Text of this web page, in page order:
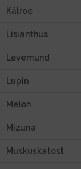
Kålroe
Lisianthus
Løvemund
Lupin
Melon
Mizuna
Muskuskatost